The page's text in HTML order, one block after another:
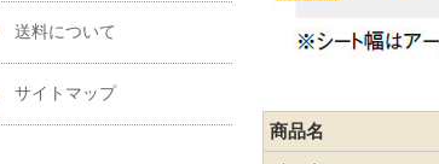
送料について
サイトマップ
商品名